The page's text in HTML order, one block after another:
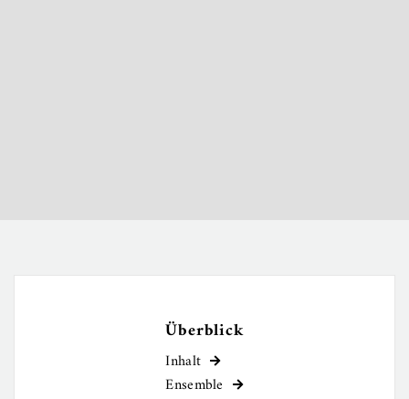
Überblick
Inhalt 
Ensemble 